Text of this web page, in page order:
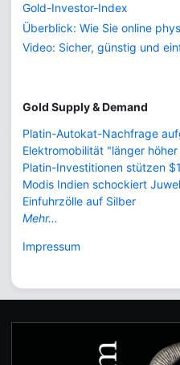
Gold-Investor-Index
Überblick: Wie Sie online
Video: Sicher, günstig und
Gold Supply & Demand
Platin-Autokat-Nachfrage
Elektromobilität "länger höher
Platin-Investitionen stützen
Modis Indien schockiert
Einfuhrzölle auf Silber
Mehr...
Impressum